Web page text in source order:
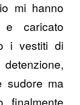
mi hanno
caricato
i vestiti di
sudore ma